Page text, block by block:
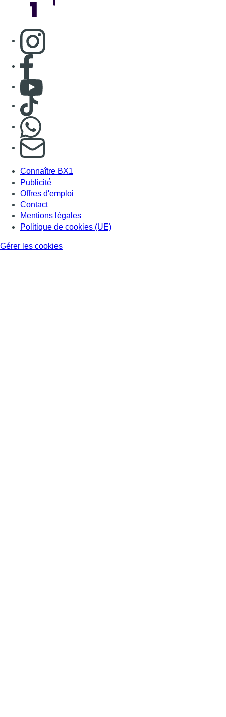
Consulter page Instagram
Consulter page Facebook
Consulter Youtube
Consulter TikTok
S'abonner à notre newsletter
Connaître BX1
Publicité
Offres d'emploi
Contact
Mentions légales
Politique de cookies (UE)
Gérer les cookies